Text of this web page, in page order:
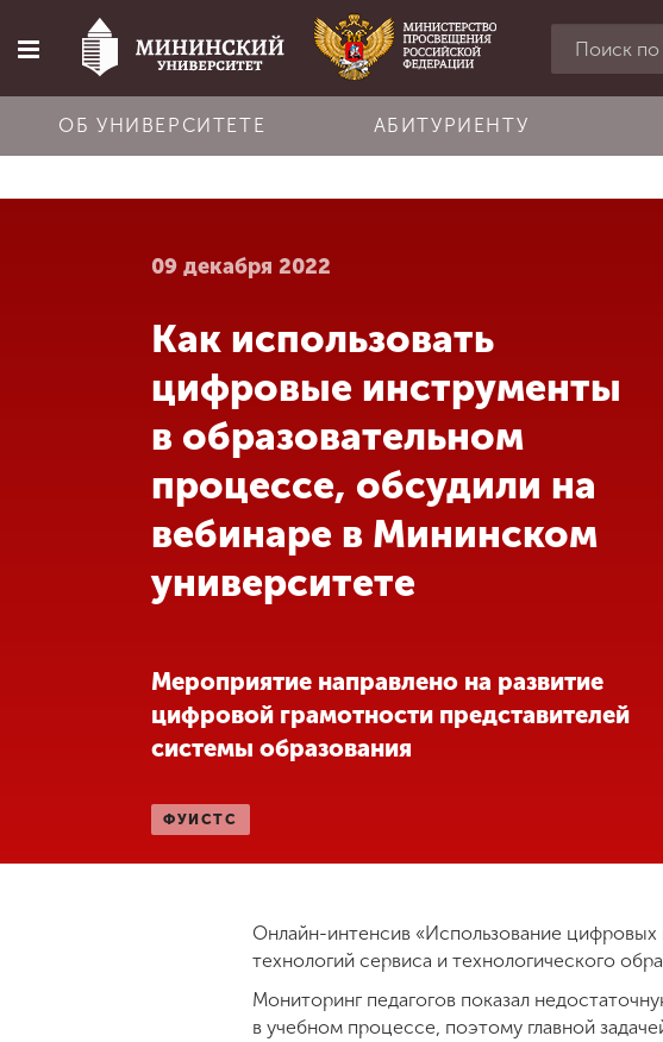
Главная
Об университете
Абитуриенту
Обучение
Международная
деятельность
Другие виды
деятельности
ОБ УНИВЕРСИТЕТЕ АБИТУРИЕНТУ
09 декабря 2022
Как использовать
цифровые инструменты
в образовательном
процессе, обсудили на
вебинаре в Мининском
университете
Мероприятие направлено на развитие
цифровой грамотности представителей
системы образования
ФУИСТС
Онлайн-интенсив «Использование
технологий сервиса и технологического
Мониторинг педагогов показал
в учебном процессе, поэтому главной